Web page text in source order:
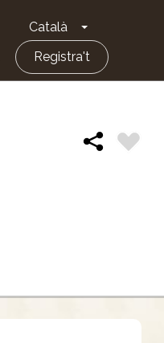
Català Toggle
Registra't